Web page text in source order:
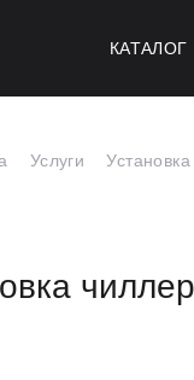
КАТАЛОГ
Услуги